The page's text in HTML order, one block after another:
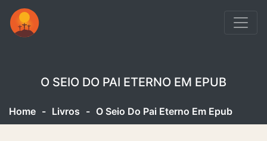
O SEIO DO PAI ETERNO EM EPUB
Home - Livros - O Seio Do Pai Eterno Em Epub